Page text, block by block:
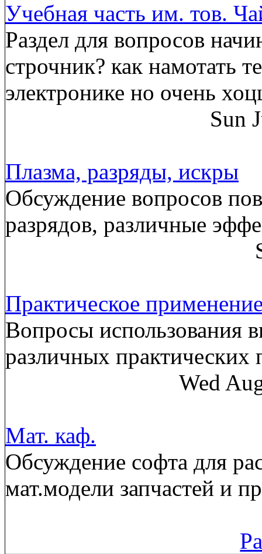
Учебная часть им. тов.
Раздел для вопросов
строчник? как намотать
электронике но очень
Sun
Плазма, разряды, искры
Обсуждение вопросов
разрядов, различные
Практическое
Вопросы использования
различных практических
Wed
Мат. каф.
Обсуждение софта для
мат.модели запчастей и